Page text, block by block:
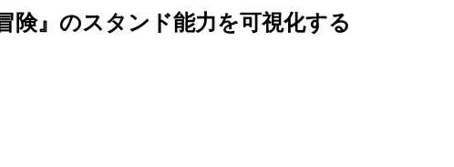
』のスタンド能力を可視化する